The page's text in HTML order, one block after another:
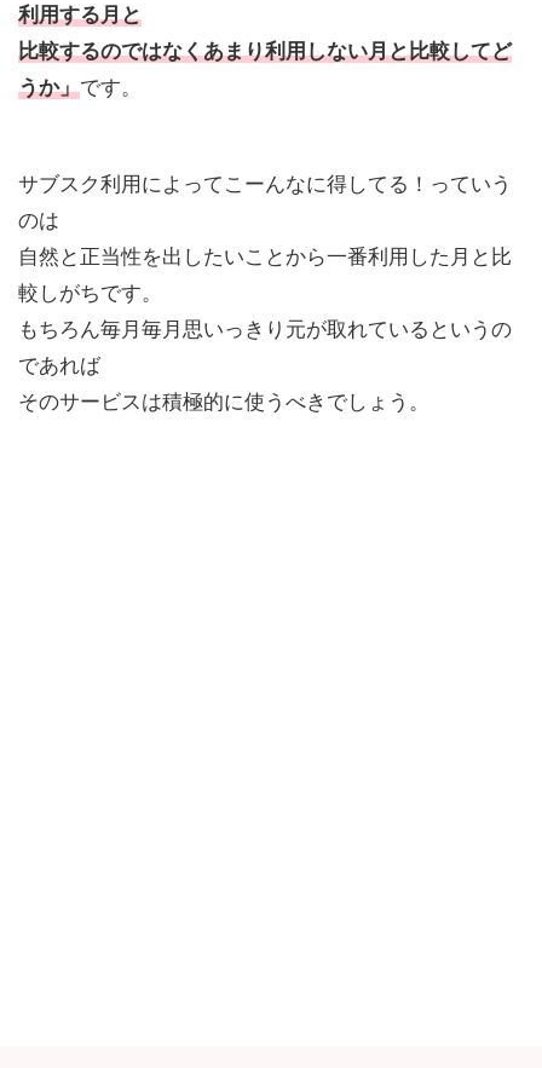
利用する月と
比較するのではなくあまり利用しない月と比較してど
うか」です。
サブスク利用によってこーんなに得してる！っていう
のは
自然と正当性を出したいことから一番利用した月と比
較しがちです。
もちろん毎月毎月思いっきり元が取れているというの
であれば
そのサービスは積極的に使うべきでしょう。